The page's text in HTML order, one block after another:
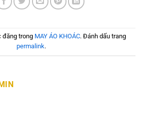
đăng trong MAY ÁO KHOÁC. Đánh dấu trang
permalink.